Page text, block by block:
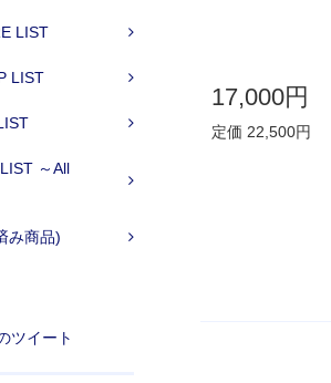
LIST
LIST
～All
み商品)
ツイート
17,000円
定価 22,500円